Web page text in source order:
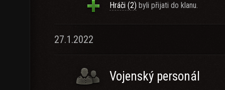
Hráči (2) byli přijati do klanu.
27.1.2022
Vojenský personál